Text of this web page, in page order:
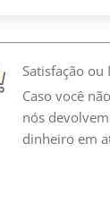
Satisfação ou
Caso você
nós
dinheiro em